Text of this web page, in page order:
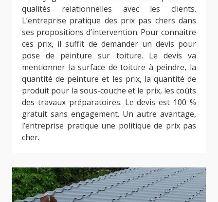
qualités relationnelles avec les clients.
L’entreprise pratique des prix pas chers dans
ses propositions d’intervention. Pour connaitre
ces prix, il suffit de demander un devis pour
pose de peinture sur toiture. Le devis va
mentionner la surface de toiture à peindre, la
quantité de peinture et les prix, la quantité de
produit pour la sous-couche et le prix, les coûts
des travaux préparatoires. Le devis est 100 %
gratuit sans engagement. Un autre avantage,
l’entreprise pratique une politique de prix pas
cher.